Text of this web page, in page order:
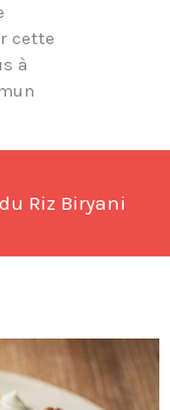
cette
à
Riz Biryani